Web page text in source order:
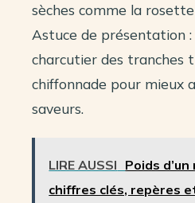
sèches comme la
Astuce de présentation
charcutier des tranches
chiffonnade pour mieux
saveurs.
LIRE AUSSI Poids
chiffres clés, repères